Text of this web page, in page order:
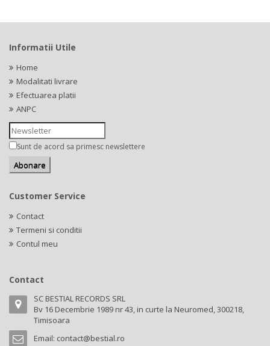
Informatii Utile
Home
Modalitati livrare
Efectuarea platii
ANPC
Sunt de acord sa primesc newslettere
Customer Service
Contact
Termeni si conditii
Contul meu
Contact
SC BESTIAL RECORDS SRL
Bv 16 Decembrie 1989 nr 43, in curte la Neuromed, 300218,
Timisoara
Email: contact@bestial.ro